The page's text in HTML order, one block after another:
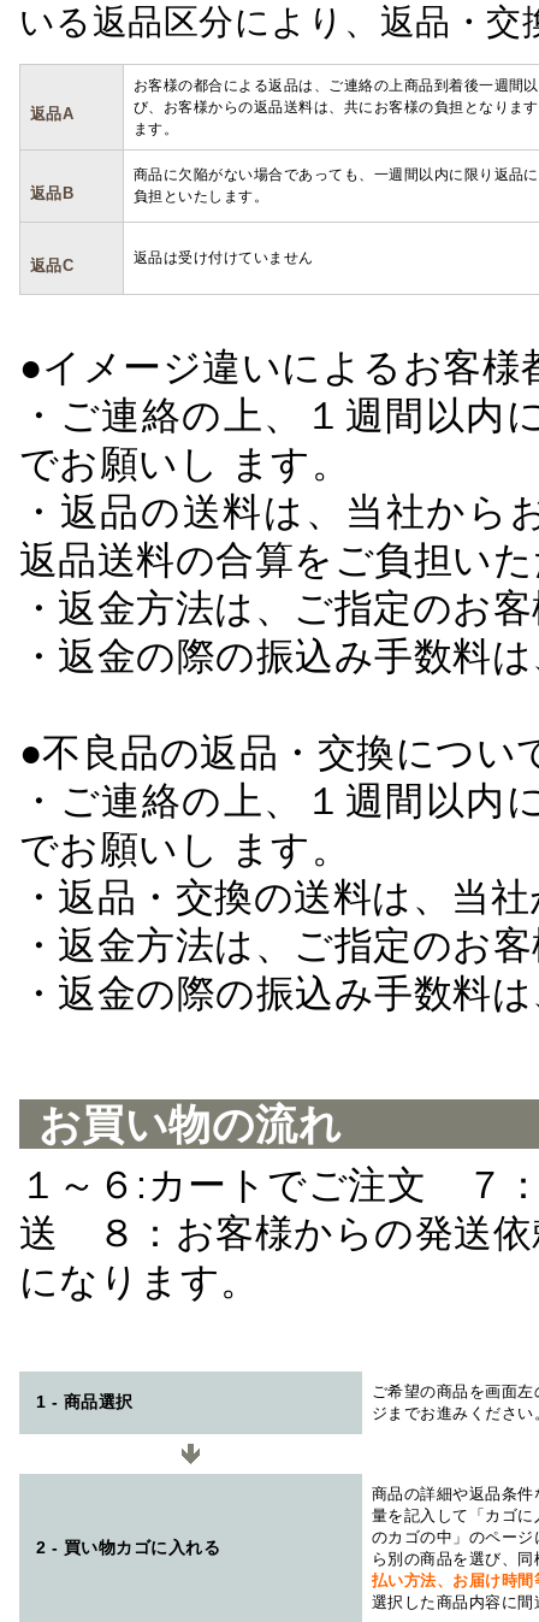
いる返品区分により、返品・
返品A
お客様の都合による返品は、ご連絡の上商品到着後一週間
び、お客様からの返品送料は、共にお客様の負担となりま
ます。
返品B
商品に欠陥がない場合であっても、一週間以内に限り返品
負担といたします。
返品C 返品は受け付けていません
●イメージ違いによるお客
・ご連絡の上、１週間以
でお願いし ます。
・返品の送料は、当社か
返品送料の合算をご負担い
・返金方法は、ご指定のお
・返金の際の振込み手数料
●不良品の返品・交換につい
・ご連絡の上、１週間以
でお願いし ます。
・返品・交換の送料は、当
・返金方法は、ご指定のお
・返金の際の振込み手数料
お買い物の流れ
１～６:カートでご注文 ７
送 ８：お客様からの発送
になります。
1 - 商品選択
ご希望の商品を画面
ジまでお進みください
2 - 買い物カゴに入れる
商品の詳細や返品条
量を記入して「カゴ
のカゴの中」のペー
ら別の商品を選び、
払い方法、お届け時
選択した商品内容に